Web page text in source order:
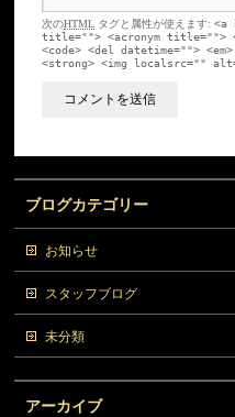
次のHTML タグと属性が使えます:<a
title=""> <acronym title="">
<code> <del datetime="">
<strong> <img localsrc=""
ブログカテゴリー
お知らせ
スタッフブログ
未分類
アーカイブ